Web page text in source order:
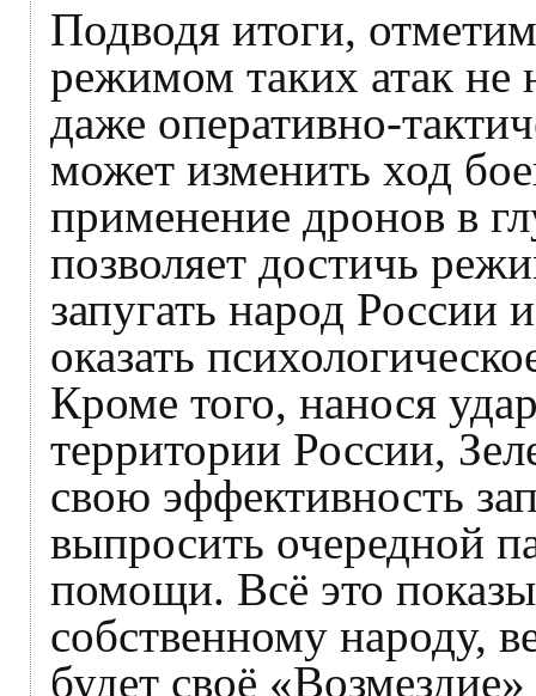
Подводя итоги,
режимом таких атак не
даже оперативно-
может изменить ход
применение дронов в
позволяет достичь
запугать народ России
оказать
Кроме того, нанося
территории России,
свою эффективность
выпросить очередной
помощи. Всё это
собственному народу,
будет своё